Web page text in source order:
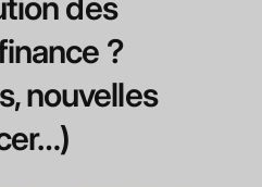
des
?
nouvelles